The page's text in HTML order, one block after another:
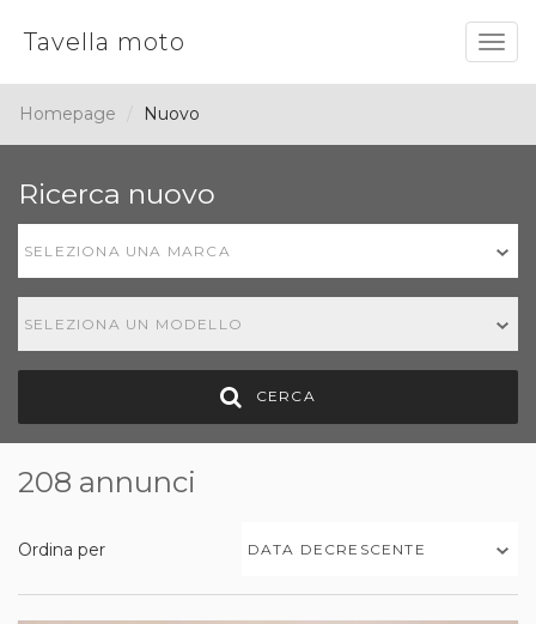
Tavella moto
Homepage Nuovo
Ricerca nuovo
SELEZIONA UNA MARCA
SELEZIONA UN MODELLO
CERCA
208 annunci
Ordina per DATA DECRESCENTE